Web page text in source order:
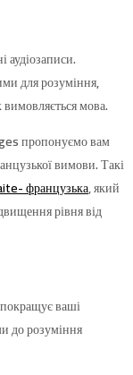
для розуміння,
мова.
​​пропонуємо вам
вимови. Такі
французька, який
рівня від
ваші
до розуміння